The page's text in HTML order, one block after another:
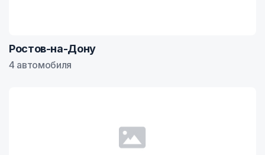
Ростов-на-Дону
4 автомобиля